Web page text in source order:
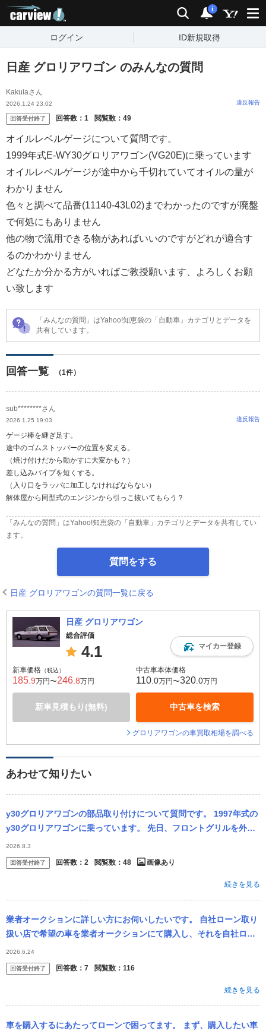
検索 通知
i
ログイン ID新規取得
日産 グロリアワゴン のみんなの質問
Kakuiaさん
2026.1.24 23:02 違反報告
回答受付終了 回答数： 1 閲覧数： 49
オイルレベルゲージについて質問です。
1999年式E-WY30グロリアワゴン(VG20E)に乗っています
オイルレベルゲージが途中から千切れていてオイルの量が
わかりません
色々と調べて品番(11140-43L02)までわかったのですが廃盤
で何処にもありません
他の物で流用できる物があればいいのですがどれが適合す
るのかわかりません
どなたか分かる方がいればご教授願います、よろしくお願
い致します
「みんなの質問」はYahoo!知恵袋の「自動車」カテゴリとデータを
共有しています。
回答一覧 （1件）
sub********さん
2026.1.25 19:03 違反報告
ゲージ棒を継ぎ足す。
途中のゴムストッパーの位置を変える。
（焼け付けだから動かすに大変かも？）
差し込みパイプを短くする。
（入り口をラッパに加工しなければならない）
解体屋から同型式のエンジンから引っこ抜いてもらう？
「みんなの質問」はYahoo!知恵袋の「自動車」カテゴリとデータを共有してい
ます。
質問をする
日産 グロリアワゴンの質問一覧に戻る
日産 グロリアワゴン
総合評価
4.1 マイカー登録
新車価格 （税込）
185 .9万円〜246 .8万円
新車見積もり(無料)
中古車本体価格
110 .0万円〜320 .0万円
中古車を検索
グロリアワゴンの車買取相場を調べる
あわせて知りたい
y30グロリアワゴンの部品取り付けについて質問です。 1997年式の
y30グロリアワゴンに乗っています。 先日、フロントグリルを外し
てからまた付け直そうと思ったら、うまく着けることができませ
ん...
2026.8.3
回答受付終了 回答数： 2 閲覧数： 48 画像あり
続きを見る
業者オークションに詳しい方にお伺いしたいです。 自社ローン取り
扱い店で希望の車を業者オークションにて購入し、それを自社ロー
ンにて購入可能とのことです。 詳しい内容は、お店としては120万
円（毎...
2026.6.24
回答受付終了 回答数： 7 閲覧数： 116
続きを見る
車を購入するにあたってローンで困ってます。 まず、購入したい車